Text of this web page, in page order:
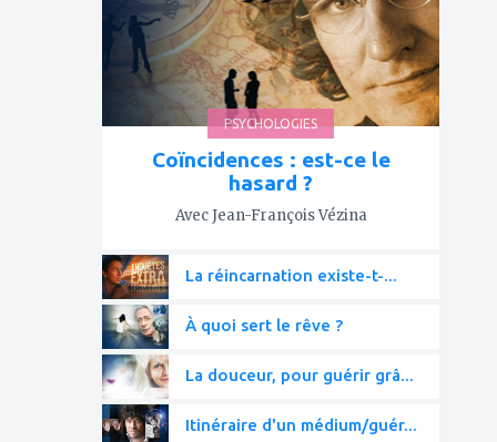
PSYCHOLOGIES
Coïncidences : est-ce le
hasard ?
Avec Jean-François Vézina
La réincarnation existe-t-...
À quoi sert le rêve ?
La douceur, pour guérir grâ...
Itinéraire d'un médium/guér...